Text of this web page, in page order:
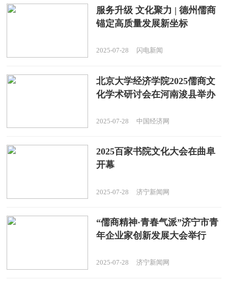
服务升级 文化聚力 | 德州儒商
锚定高质量发展新坐标
2025-07-28 闪电新闻
北京大学经济学院2025儒商文
化学术研讨会在河南浚县举办
2025-07-28 中国经济网
2025百家书院文化大会在曲阜
开幕
2025-07-28 济宁新闻网
“儒商精神·青春气派”济宁市青
年企业家创新发展大会举行
2025-07-28 济宁新闻网